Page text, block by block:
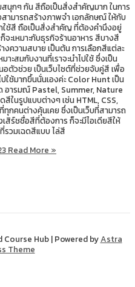
นุกๆ กัน สีถือเป็นสิ่งสำคัญมาก ในการ
ามารถสร้างภาพจำ เอกลักษณ์ ให้กับ
ใช้สี ถือเป็นสิ่งสำคัญ ที่ต้องคำนึงอยู่
จะเหมาะกับธุรกิจร้านอาหาร สีบางสี
งความสบาย เป็นต้น การเลือกสีแต่ละ
ะสมกับงานที่เราจะนำไปใช้ ซึ่งเป็น
ตัวช่วย เป็นเว็บไซต์ที่ช่วยจับคู่สี เพื่อ
ใช้มากขึ้นนั่นเองค่ะ Color Hunt เป็น
อารมณ์ Pastel, Summer, Nature
ในรูปแบบต่างๆ เช่น HTML, CSS,
กคนต่างคุ้นเคย ซึ่งเป็นเว็บที่สามารถ
สิร์ชชื่อสีที่ต้องการ ก็จะมีไอเดียสีให้
รวมเฉดสีแบบ ไล่สี
Read More »
Hub | Powered byAstra
Theme